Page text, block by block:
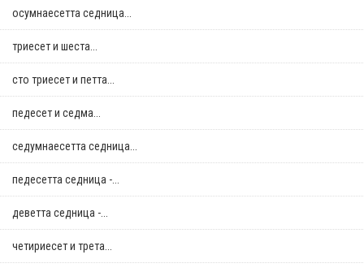
осумнaесетта седница...
триесет и шеста...
сто триесет и петта...
педесет и седма...
седумнаесетта седница...
педесетта седница -...
деветта седница -...
четириесет и трета...